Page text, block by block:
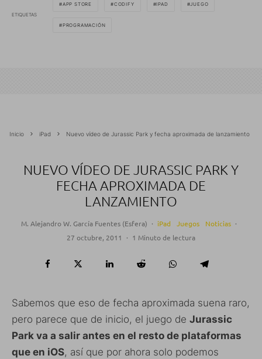
ETIQUETAS
APP STORE CODIFY IPAD JUEGO
PROGRAMACIÓN
Inicio iPad Nuevo vídeo de Jurassic Park y fecha aproximada de lanzamiento
NUEVO VÍDEO DE JURASSIC PARK Y
FECHA APROXIMADA DE
LANZAMIENTO
M. Alejandro W. García Fuentes (Esfera) · iPad Juegos Noticias ·
27 octubre, 2011
· 1 Minuto de lectura
Sabemos que eso de fecha aproximada suena raro,
pero parece que de inicio, el juego de Jurassic
Park va a salir antes en el resto de plataformas
que en iOS, así que por ahora solo podemos